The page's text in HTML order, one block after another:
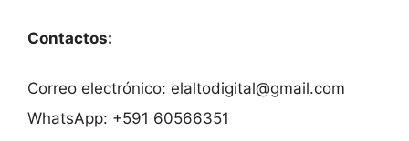
Contactos:
Correo electrónico: elaltodigital@gmail.com
WhatsApp: +591 60566351